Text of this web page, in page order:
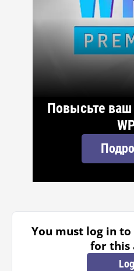
Повысьте ваш
You must log in
for this